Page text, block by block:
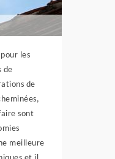
les
de
de
sont
meilleure